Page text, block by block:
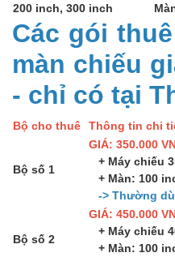
200 inch, 300 inch
Các gói
màn chiếu
- chỉ có tại
Bộ cho thuê Thông tin chi
Bộ số 1
GIÁ: 350.000
+ Máy chiếu
+ Màn: 100
-> Thường
Bộ số 2
GIÁ: 450.000
+ Máy chiếu
+ Màn: 100